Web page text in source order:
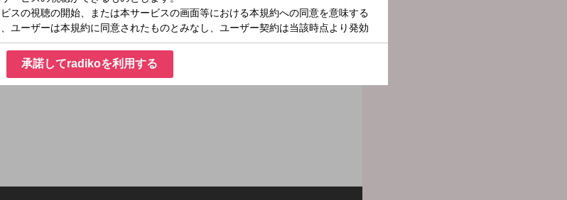
ポーツ情報番組。
、三浦優奈、安藤渚七のドラ魂3人娘が織りなす丁々発止のスタジオトークをお楽しみ下
承諾してradikoを利用する